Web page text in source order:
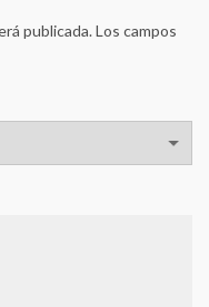
publicada.Los campos